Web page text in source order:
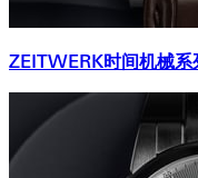
ZEITWERK时间机械系